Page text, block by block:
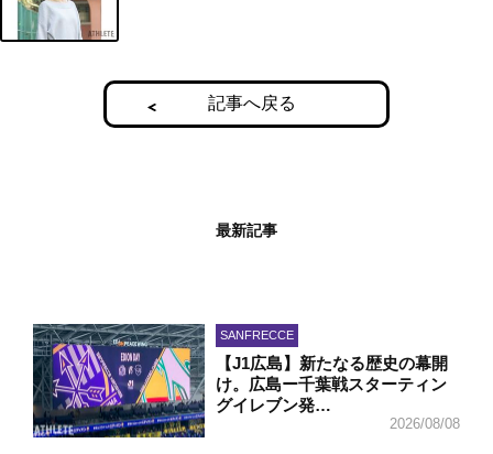
記事へ戻る
最新記事
SANFRECCE
【J1広島】新たなる歴史の幕開
け。広島ー千葉戦スターティン
グイレブン発…
2026/08/08